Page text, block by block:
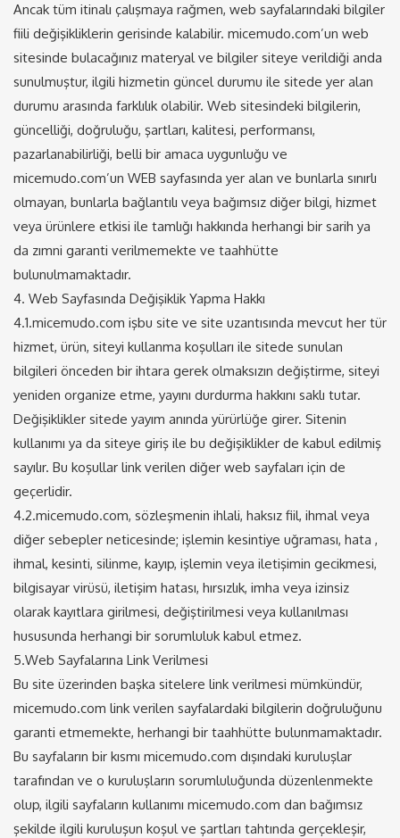
Ancak tüm itinalı çalışmaya rağmen, web sayfalarındaki bilgiler
fiili değişikliklerin gerisinde kalabilir. micemudo.com’un web
sitesinde bulacağınız materyal ve bilgiler siteye verildiği anda
sunulmuştur, ilgili hizmetin güncel durumu ile sitede yer alan
durumu arasında farklılık olabilir. Web sitesindeki bilgilerin,
güncelliği, doğruluğu, şartları, kalitesi, performansı,
pazarlanabilirliği, belli bir amaca uygunluğu ve
micemudo.com’un WEB sayfasında yer alan ve bunlarla sınırlı
olmayan, bunlarla bağlantılı veya bağımsız diğer bilgi, hizmet
veya ürünlere etkisi ile tamlığı hakkında herhangi bir sarih ya
da zımni garanti verilmemekte ve taahhütte
bulunulmamaktadır.
4. Web Sayfasında Değişiklik Yapma Hakkı
4.1.micemudo.com işbu site ve site uzantısında mevcut her tür
hizmet, ürün, siteyi kullanma koşulları ile sitede sunulan
bilgileri önceden bir ihtara gerek olmaksızın değiştirme, siteyi
yeniden organize etme, yayını durdurma hakkını saklı tutar.
Değişiklikler sitede yayım anında yürürlüğe girer. Sitenin
kullanımı ya da siteye giriş ile bu değişiklikler de kabul edilmiş
sayılır. Bu koşullar link verilen diğer web sayfaları için de
geçerlidir.
4.2.micemudo.com, sözleşmenin ihlali, haksız fiil, ihmal veya
diğer sebepler neticesinde; işlemin kesintiye uğraması, hata ,
ihmal, kesinti, silinme, kayıp, işlemin veya iletişimin gecikmesi,
bilgisayar virüsü, iletişim hatası, hırsızlık, imha veya izinsiz
olarak kayıtlara girilmesi, değiştirilmesi veya kullanılması
hususunda herhangi bir sorumluluk kabul etmez.
5.Web Sayfalarına Link Verilmesi
Bu site üzerinden başka sitelere link verilmesi mümkündür,
micemudo.com link verilen sayfalardaki bilgilerin doğruluğunu
garanti etmemekte, herhangi bir taahhütte bulunmamaktadır.
Bu sayfaların bir kısmı micemudo.com dışındaki kuruluşlar
tarafından ve o kuruluşların sorumluluğunda düzenlenmekte
olup, ilgili sayfaların kullanımı micemudo.com dan bağımsız
şekilde ilgili kuruluşun koşul ve şartları tahtında gerçekleşir,